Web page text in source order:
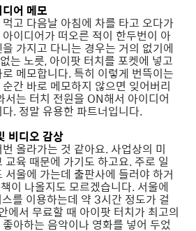
어 메모
고 다음날 아침에 차를 타고 오다가
이디어가 떠오른 적이 한두번이 아
가지고 다니는 경우는 거의 없기에
는 노릇, 아이팟 터치를 포켓에 넣고
메모합니다. 특히 이렇게 번뜩이는
간 바로 메모하지 않으면 잊어버리
서는 터치 전원을 ON해서 아이디어
. 정말 유용한 파트너입니다.
비디오 감상
올라가는 것 같아요. 사업상의 미
교육 때문에 가기도 하고요. 주로 일
서울에 가는데 출판사에 들러야 하거
이 나올지도 모르겠습니다. 서울에
를 이용하는데 약 3시간 정도가 걸
에서 무료할 때 아이팟 터치가 최고의
아하는 음악이나 영화를 넣어 두었